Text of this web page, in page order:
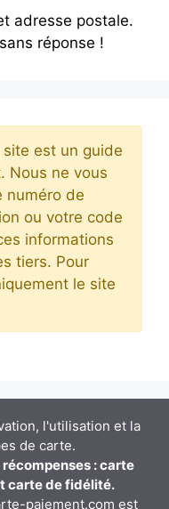
adresse postale.
réponse !
site est un guide
Nous ne vous
numéro de
ou votre code
informations
tiers. Pour
le site
l'utilisation et la
de carte.
: carte
carte de fidélité.
paiement.com est